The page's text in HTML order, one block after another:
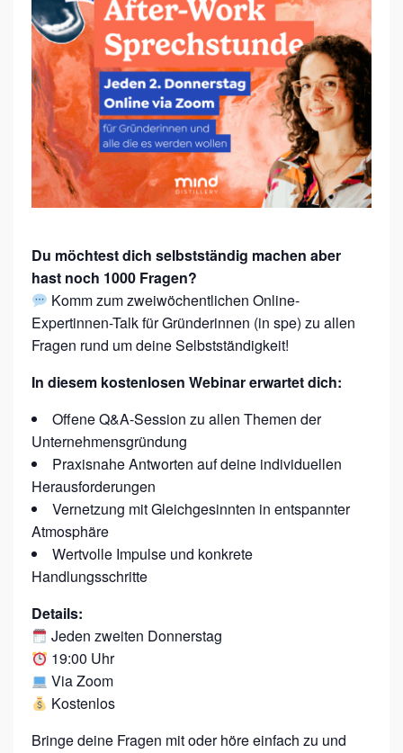
E
R
I
N
N
E
N
-
P
R
E
C
S
T
U
N
D
E
:
F
E
M
P
R
E
N
Du möchtest dich selbstständig machen aber
hast noch 1000 Fragen?
Komm zum zweiwöchentlichen Online-
Expertinnen-Talk für Gründerinnen (in spe) zu allen
Fragen rund um deine Selbstständigkeit!
In diesem kostenlosen Webinar erwartet dich:
Offene Q&A-Session zu allen Themen der
Unternehmensgründung
Praxisnahe Antworten auf deine individuellen
Herausforderungen
Vernetzung mit Gleichgesinnten in entspannter
Atmosphäre
Wertvolle Impulse und konkrete
Handlungsschritte
Details:
Jeden zweiten Donnerstag
19:00 Uhr
Via Zoom
Kostenlos
Bringe deine Fragen mit oder höre einfach zu und